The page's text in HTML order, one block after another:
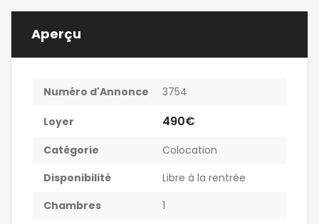
Aperçu
Numéro d'Annonce 3754
Loyer 490€
Catégorie
Colocation
Disponibilité
Libre à la rentrée
Chambres
1